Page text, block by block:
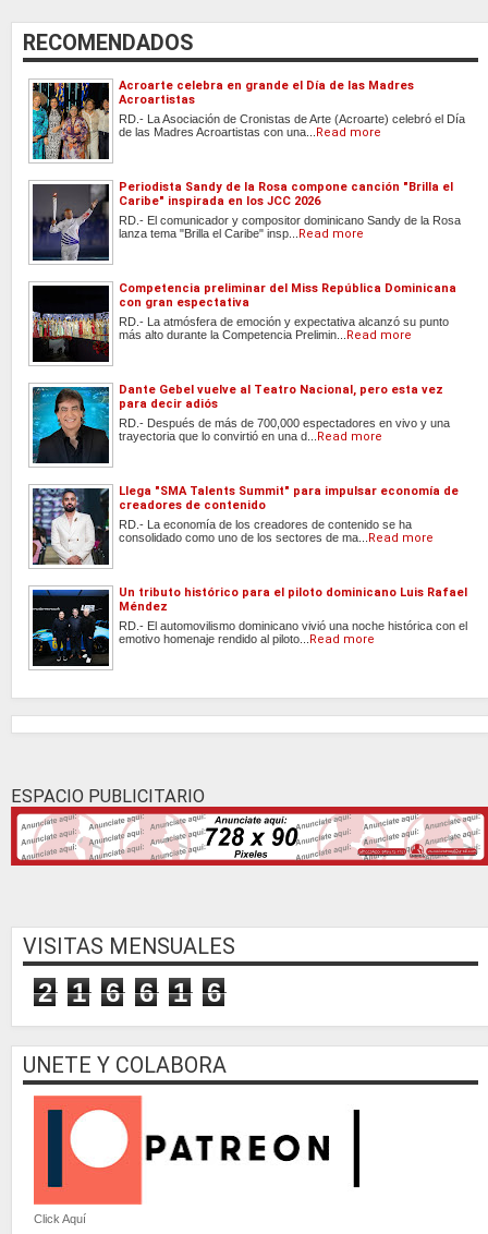
RECOMENDADOS
Acroarte celebra en grande el Día de las Madres
Acroartistas
RD.- La Asociación de Cronistas de Arte (Acroarte) celebró el Día
de las Madres Acroartistas con una... Read more
Periodista Sandy de la Rosa compone canción "Brilla el
Caribe" inspirada en los JCC 2026
RD.- El comunicador y compositor dominicano Sandy de la Rosa
lanza tema "Brilla el Caribe" insp... Read more
Competencia preliminar del Miss República Dominicana
con gran espectativa
RD.- La atmósfera de emoción y expectativa alcanzó su punto
más alto durante la Competencia Prelimin... Read more
Dante Gebel vuelve al Teatro Nacional, pero esta vez
para decir adiós
RD.- Después de más de 700,000 espectadores en vivo y una
trayectoria que lo convirtió en una d... Read more
Llega "SMA Talents Summit" para impulsar economía de
creadores de contenido
RD.- La economía de los creadores de contenido se ha
consolidado como uno de los sectores de ma... Read more
Un tributo histórico para el piloto dominicano Luis Rafael
Méndez
RD.- El automovilismo dominicano vivió una noche histórica con el
emotivo homenaje rendido al piloto... Read more
ESPACIO PUBLICITARIO
VISITAS MENSUALES
2 1 6 6 1 6
UNETE Y COLABORA
Click Aquí